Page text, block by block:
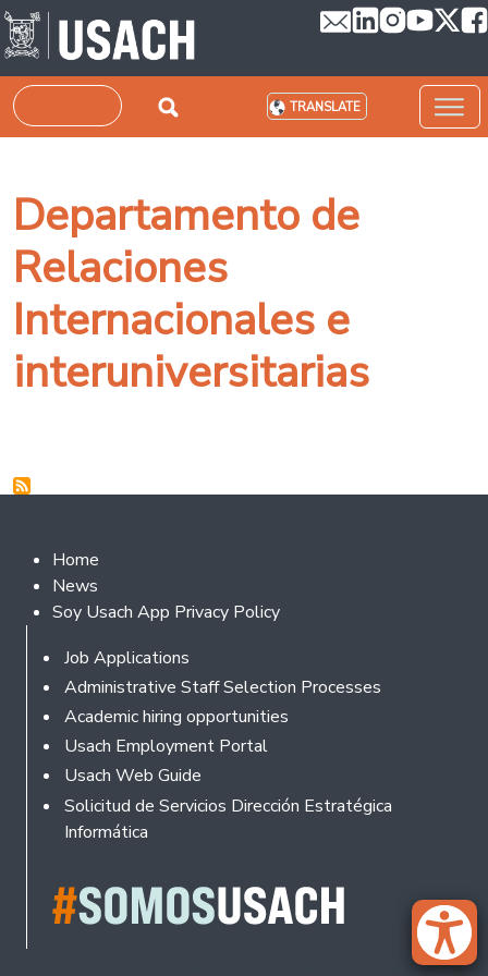
Skip to main content
Search TRANSLATE
Departamento de
Relaciones
Internacionales e
interuniversitarias
Footer 2
Home
News
Soy Usach App Privacy Policy
Footer
Job Applications
Administrative Staff Selection Processes
Academic hiring opportunities
Usach Employment Portal
Usach Web Guide
Solicitud de Servicios Dirección Estratégica
Informática